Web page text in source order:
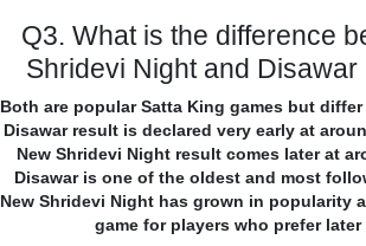
Q3. What is the difference
Shridevi Night and Disawar
Both are popular Satta King games but
Disawar result is declared very early at
New Shridevi Night result comes later at
Disawar is one of the oldest and most
New Shridevi Night has grown in popularity
game for players who prefer later